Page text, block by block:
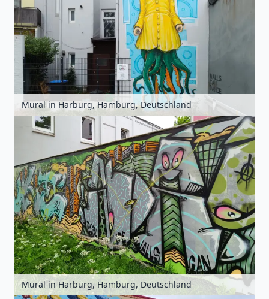
Mural in Harburg, Hamburg, Deutschland
Mural in Harburg, Hamburg, Deutschland